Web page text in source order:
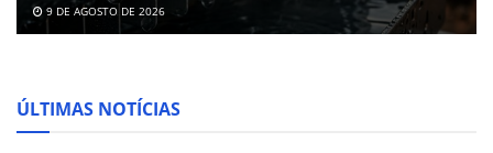
9 DE AGOSTO DE 2026
ÚLTIMAS NOTÍCIAS